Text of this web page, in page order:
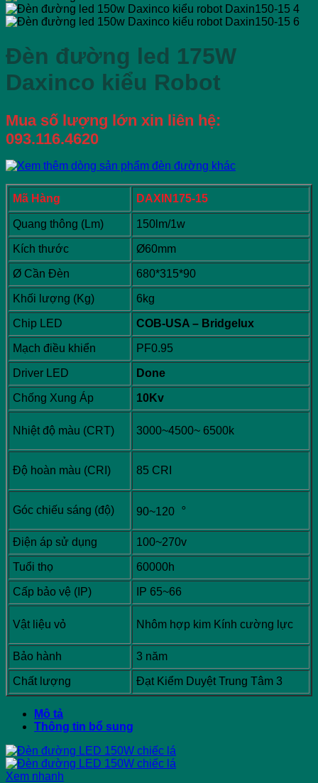
Đèn đường led 175W
Daxinco kiểu Robot
Mua số lượng lớn xin liên hệ:
093.116.4620
Mã Hàng DAXIN175-15
Quang thông (Lm) 150lm/1w
Kích thước Ø60mm
Ø Cần Đèn 680*315*90
Khối lượng (Kg) 6kg
Chip LED COB-USA – Bridgelux
Mạch điều khiển PF0.95
Driver LED Done
Chống Xung Áp 10Kv
Nhiệt độ màu (CRT) 3000~4500~ 6500k
Độ hoàn màu (CRI) 85 CRI
Góc chiếu sáng (độ) 90~120︒
Điện áp sử dụng 100~270v
Tuổi thọ 60000h
Cấp bảo vệ (IP) IP 65~66
Vật liệu vỏ Nhôm hợp kim Kính cường lực
Bảo hành 3 năm
Chất lượng Đạt Kiểm Duyệt Trung Tâm 3
Mô tả
Thông tin bổ sung
Xem nhanh